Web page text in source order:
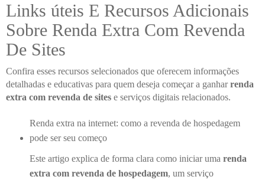
Links úteis E Recursos Adicionais
Sobre Renda Extra Com Revenda
De Sites
Confira esses recursos selecionados que oferecem informações
detalhadas e educativas para quem deseja começar a ganharrenda
extra com revenda de sites e serviços digitais relacionados.
Renda extra na internet: como a revenda de hospedagem
pode ser seu começo
Este artigo explica de forma clara como iniciar uma renda
extra com revenda de hospedagem, um serviço